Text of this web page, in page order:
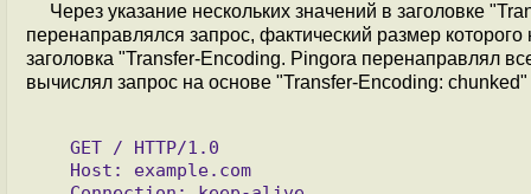
Через указание нескольких значений в заголовке
перенаправлялся запрос, фактический размер
заголовка "Transfer-Encoding. Pingora перенаправлял
вычислял запрос на основе "Transfer-Encoding: